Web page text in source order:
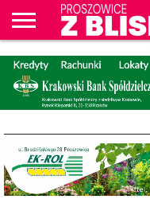
O
NAS
WIADOMOŚCI
ZAPYTAM
WPROST
CENNIK
REKLAM
PROSZOWICE
Z BLISKA
KONTAKT